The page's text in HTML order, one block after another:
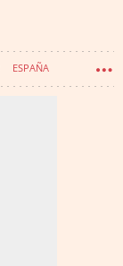
ESPAÑA